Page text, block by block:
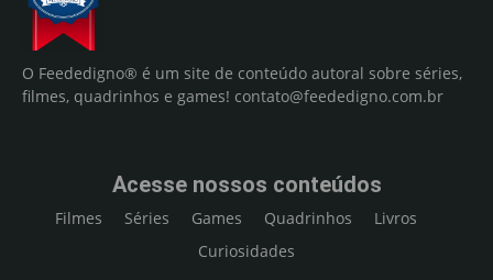
O Feededigno® é um site de conteúdo autoral sobre séries,
filmes, quadrinhos e games! contato@feededigno.com.br
Acesse nossos conteúdos
Filmes Séries Games Quadrinhos
Livros
Curiosidades